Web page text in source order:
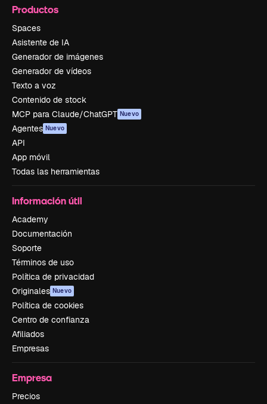
Productos
Spaces
Asistente de IA
Generador de imágenes
Generador de vídeos
Texto a voz
Contenido de stock
MCP para Claude/ChatGPT Nuevo
Agentes Nuevo
API
App móvil
Todas las herramientas
Información útil
Academy
Documentación
Soporte
Términos de uso
Política de privacidad
Originales Nuevo
Política de cookies
Centro de confianza
Afiliados
Empresas
Empresa
Precios